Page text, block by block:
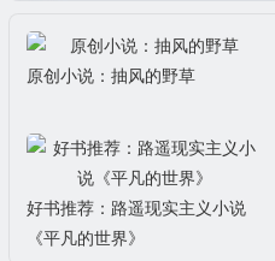
原创小说：抽风的野草
好书推荐：路遥现实主义小说
《平凡的世界》